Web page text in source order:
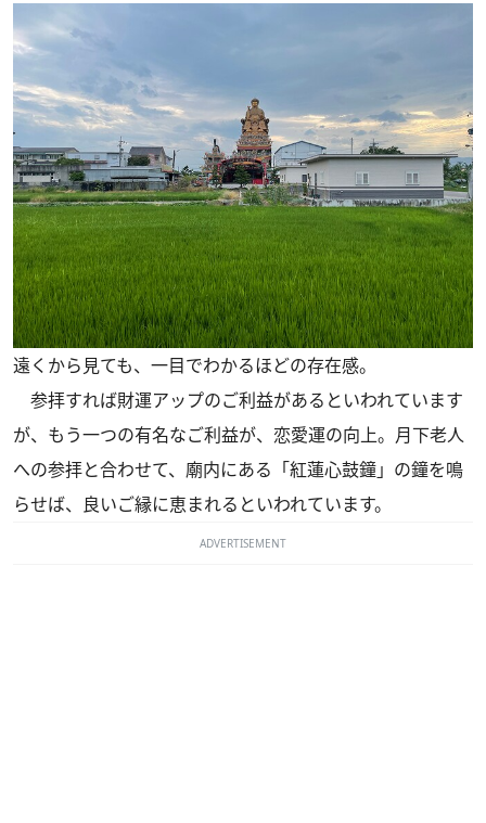
遠くから見ても、一目でわかるほどの存在感。
参拝すれば財運アップのご利益があるといわれています
が、もう一つの有名なご利益が、恋愛運の向上。月下老人
への参拝と合わせて、廟内にある「紅蓮心鼓鐘」の鐘を鳴
らせば、良いご縁に恵まれるといわれています。
ADVERTISEMENT